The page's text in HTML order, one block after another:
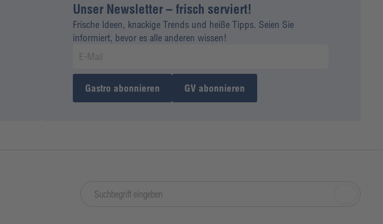
Unser Newsletter – frisch serviert!
Frische Ideen, knackige Trends und heiße Tipps. Seien Sie
informiert, bevor es alle anderen wissen!
Gastro abonnieren GV abonnieren